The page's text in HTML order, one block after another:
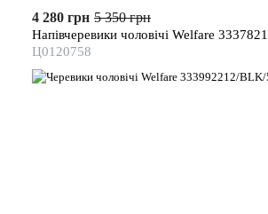
4 280 грн 5 350 грн
Напівчеревики чоловічі Welfare
Ц0120758